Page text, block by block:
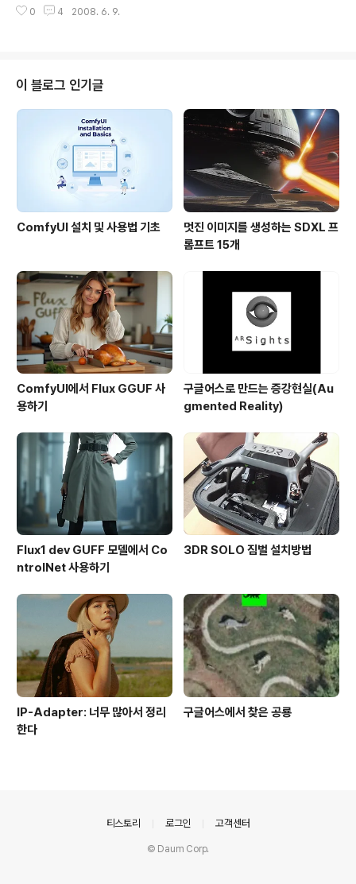
프로그램의 적용대상은 아닙니다. 아래 원문을 읽어보시
교통정보에는 현재, 미국, 유럽 및 캐나다의 주요도시들에
서비스되고요. 아울러 유로 2008이 거행되는 8개의 경기
장을 3D 건물로 제작하여 구글어스에서 서비스한다는 내
용도 있습니다. (참고 : 구글 유로 2008 팬 지도) 8개의 경
기장을 구글어스에서 찾아가시려면 정확한 위치를 알고 계
신 분들외에는 상당히 까다롭습니다. 그래서 제가 위치를
모아 Euro 2008 경기장 지도..
0 4 2008. 6. 9.
이 블로그 인기글
ComfyUI 설치 및 사용법 기초
멋진 이미지를 생성하는 SDXL 프
롬프트 15개
ComfyUI에서 Flux GGUF 사
용하기
구글어스로 만드는 증강현실(Au
gmented Reality)
Flux1 dev GUFF 모델에서 Co
ntrolNet 사용하기
3DR SOLO 짐벌 설치방법
IP-Adapter: 너무 많아서 정리
한다
구글어스에서 찾은 공룡
티스토리 로그인 고객센터
© Daum Corp.